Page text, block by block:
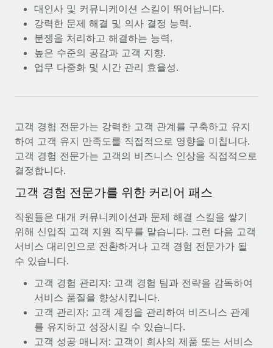
대인사 및 커뮤니케이션 스킬이 뛰어납니다.
강력한 문제 해결 및 의사 결정 능력.
분쟁을 처리하고 해결하는 능력.
높은 수준의 공감과 고객 지향.
업무 다중화 및 시간 관리 효율성.
고객 경험 전문가는 강력한 고객 관계를 구축하고 유지
하여 고객 유지 만족도를 직접적으로 영향을 미칩니다.
고객 경험 전문가는 고객의 비즈니스 인상을 직접적으로
결정합니다.
고객 경험 전문가를 위한 커리어 패스
직원들은 대개 커뮤니케이션과 문제 해결 스킬을 쌓기
위해 신입직 고객 지원 직무를 맡습니다. 그런 다음 고객
서비스 대리인으로 전환하거나 고객 경험 전문가가 될
수 있습니다.
고객 경험 관리자: 고객 경험 팀과 전략을 감독하여
서비스 품질을 향상시킵니다.
고객 관리자: 고객 계정을 관리하여 비즈니스 관계
를 유지하고 성장시킬 수 있습니다.
고객 성공 매니저: 고객이 회사의 제품 또는 서비스